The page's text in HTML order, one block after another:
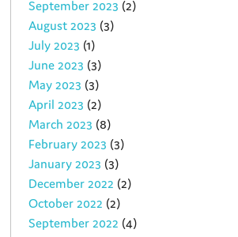
September 2023 (2)
August 2023 (3)
July 2023 (1)
June 2023 (3)
May 2023 (3)
April 2023 (2)
March 2023 (8)
February 2023 (3)
January 2023 (3)
December 2022 (2)
October 2022 (2)
September 2022 (4)